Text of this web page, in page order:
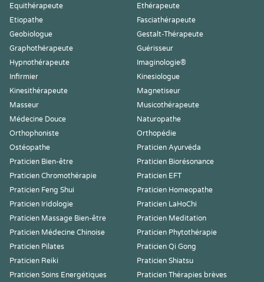
Equithérapeute
Ethérapeute
Etiopathe
Fasciathérapeute
Geobiologue
Gestalt-Thérapeute
Graphothérapeute
Guérisseur
Hypnothérapeute
Imaginologie®
Infirmier
Kinesiologue
Kinesithérapeute
Magnetiseur
Masseur
Musicothérapeute
Médecine Douce
Naturopathe
Orthophoniste
Orthopédie
Ostéopathe
Praticien Ayurvéda
Praticien Bien-être
Praticien Biorésonance
Praticien Chromothérapie
Praticien EFT
Praticien Feng Shui
Praticien Homeopathe
Praticien Iridologie
Praticien LaHoChi
Praticien Massage Bien-être
Praticien Meditation
Praticien Médecine Chinoise
Praticien Phytothérapie
Praticien Pilates
Praticien Qi Gong
Praticien Reiki
Praticien Shiatsu
Praticien Soins Energétiques
Praticien Thérapies brèves